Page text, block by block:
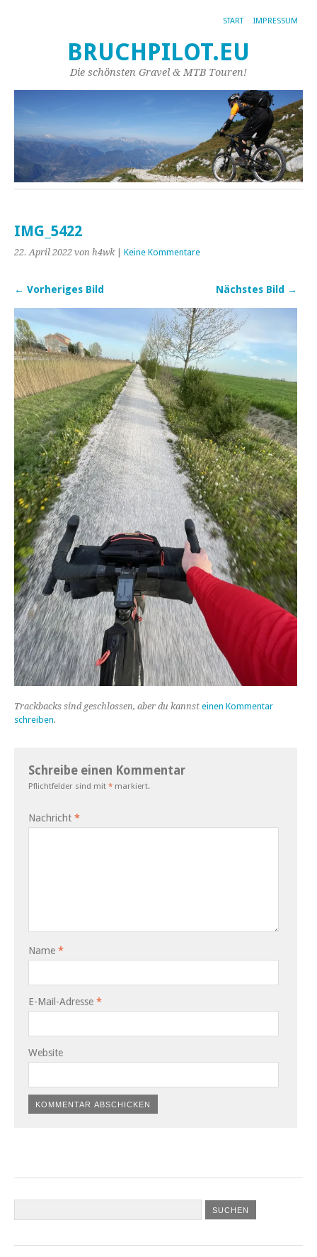
START IMPRESSUM
BRUCHPILOT.EU
Die schönsten Gravel & MTB Touren!
IMG_5422
22. April 2022 von h4wk| Keine Kommentare
← Vorheriges Bild Nächstes Bild →
Trackbacks sind geschlossen, aber du kannst einen Kommentar
schreiben.
Schreibe einen Kommentar
Pflichtfelder sind mit * markiert.
Nachricht *
Name *
E-Mail-Adresse *
Website